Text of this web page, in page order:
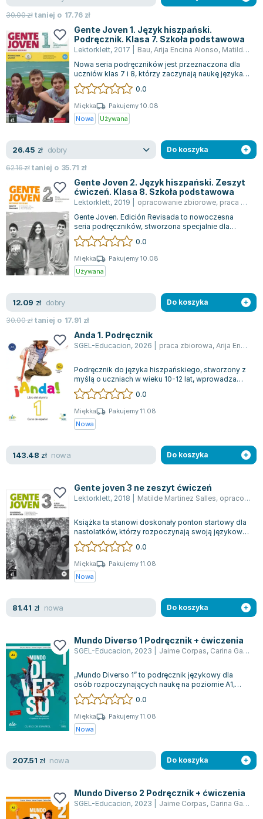
30.00złtaniej o 17.76 zł
Gente Joven 1. Język hiszpański.
Podręcznik. Klasa 7. Szkoła podstawowa
Lektorklett, 2017 Bau, Arija Encina Alonso, Matilde Martinez Salles
Nowa seria podręczników jest przeznaczona dla
uczniów klas 7 i 8, którzy zaczynają naukę języka
hiszpańskiego jako drugiego języka...
0.0
Miękka
Pakujemy 10.08
Nowa
Używana
26.45 zł dobry
62.16złtaniej o 35.71 zł
Do koszyka
Gente Joven 2. Język hiszpański. Zeszyt
ćwiczeń. Klasa 8. Szkoła podstawowa
Lektorklett, 2019 opracowanie zbiorowe, praca zbiorowa
Gente Joven. Edición Revisada to nowoczesna
seria podręczników, stworzona specjalnie dla
uczniów klas 7 i 8, którzy rozpoczynają n...
0.0
Miękka
Pakujemy 10.08
Używana
12.09 zł dobry
30.00złtaniej o 17.91 zł
Do koszyka
Anda 1. Podręcznik
SGEL-Educacion, 2026 praca zbiorowa, Arija Encina Alonso
Podręcznik do języka hiszpańskiego, stworzony z
myślą o uczniach w wieku 10-12 lat, wprowadza
naukę na poziomie A1 poprzez angażuj...
0.0
Miękka
Pakujemy 11.08
Nowa
143.48 zł nowa Do koszyka
Gente joven 3 ne zeszyt ćwiczeń
Lektorklett, 2018 Matilde Martinez Salles, opracowanie zbiorowe
Książka ta stanowi doskonały ponton startowy dla
nastolatków, którzy rozpoczynają swoją językową
podróż z językiem hiszpańskim na...
0.0
Miękka
Pakujemy 11.08
Nowa
81.41 zł nowa Do koszyka
Mundo Diverso 1 Podręcznik + ćwiczenia
SGEL-Educacion, 2023 Jaime Corpas, Carina Gambluch
„Mundo Diverso 1” to podręcznik językowy dla
osób rozpoczynających naukę na poziomie A1,
przeznaczony zarówno dla uczniów szkół po...
0.0
Miękka
Pakujemy 11.08
Nowa
207.51 zł nowa Do koszyka
Mundo Diverso 2 Podręcznik + ćwiczenia
SGEL-Educacion, 2023 Jaime Corpas, Carina Gambluch